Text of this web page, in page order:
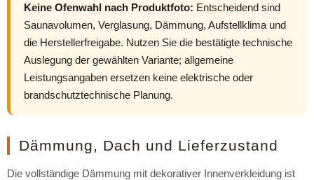
Keine Ofenwahl nach Produktfoto: Entscheidend sind
Saunavolumen, Verglasung, Dämmung, Aufstellklima und
die Herstellerfreigabe. Nutzen Sie die bestätigte technische
Auslegung der gewählten Variante; allgemeine
Leistungsangaben ersetzen keine elektrische oder
brandschutztechnische Planung.
Dämmung, Dach und Lieferzustand
Die vollständige Dämmung mit dekorativer Innenverkleidung ist